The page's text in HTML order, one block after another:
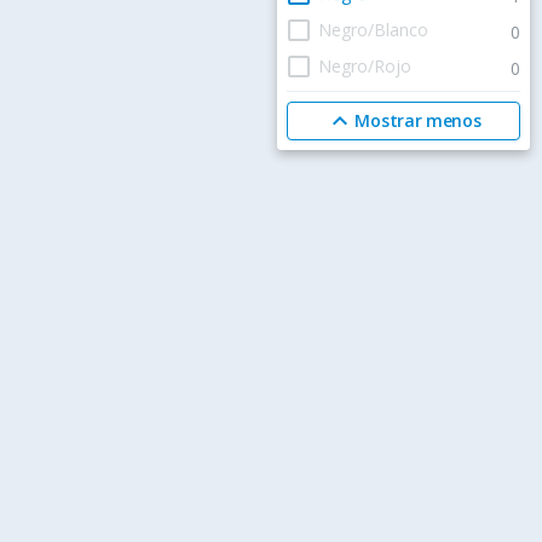
check_box_outline_blank Negro/Blanco 0
check_box_outline_blank Negro/Rojo 0
expand_less Mostrar menos